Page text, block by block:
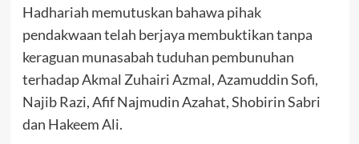
Hadhariah memutuskan bahawa pihak
pendakwaan telah berjaya membuktikan tanpa
keraguan munasabah tuduhan pembunuhan
terhadap Akmal Zuhairi Azmal, Azamuddin Sofi,
Najib Razi, Afif Najmudin Azahat, Shobirin Sabri
dan Hakeem Ali.